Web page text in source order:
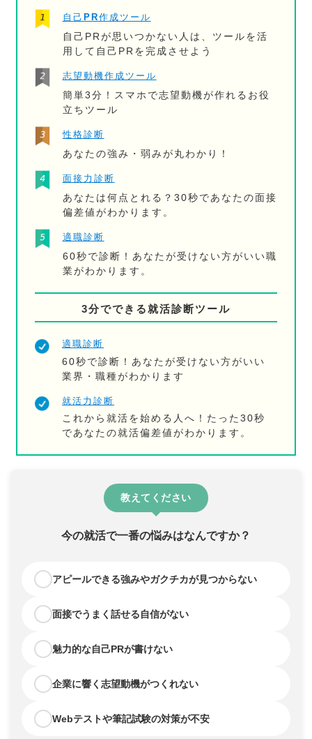
自己PR作成ツール
自己PRが思いつかない人は、ツールを活
用して自己PRを完成させよう
志望動機作成ツール
簡単3分！スマホで志望動機が作れるお役
立ちツール
性格診断
あなたの強み・弱みが丸わかり！
面接力診断
あなたは何点とれる？30秒であなたの面接
偏差値がわかります。
適職診断
60秒で診断！あなたが受けない方がいい職
業がわかります。
3分でできる就活診断ツール
適職診断
60秒で診断！あなたが受けない方がいい
業界・職種がわかります
就活力診断
これから就活を始める人へ！たった30秒
であなたの就活偏差値がわかります。